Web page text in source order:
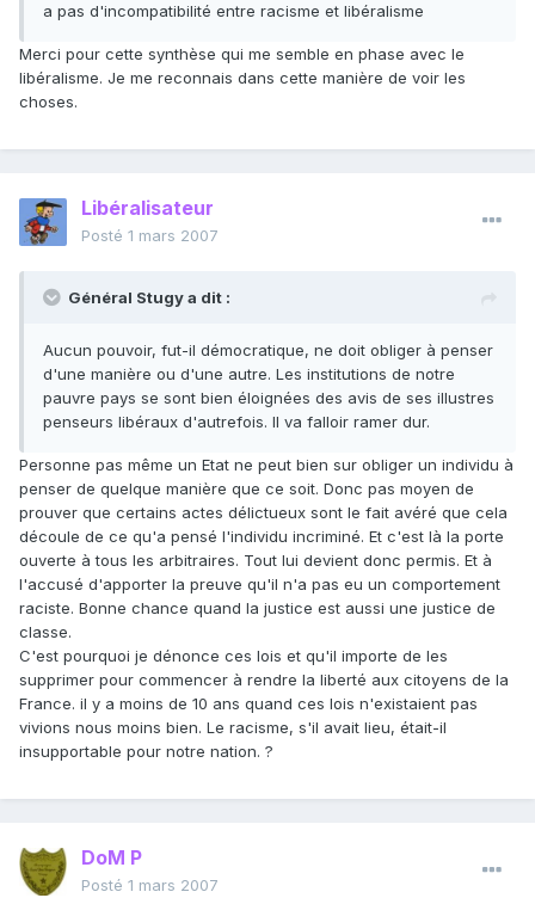
a pas d'incompatibilité entre racisme et libéralisme
Merci pour cette synthèse qui me semble en phase avec le
libéralisme. Je me reconnais dans cette manière de voir les
choses.
Libéralisateur
Posté 1 mars 2007
Général Stugy a dit :
Aucun pouvoir, fut-il démocratique, ne doit obliger à penser
d'une manière ou d'une autre. Les institutions de notre
pauvre pays se sont bien éloignées des avis de ses illustres
penseurs libéraux d'autrefois. Il va falloir ramer dur.
Personne pas même un Etat ne peut bien sur obliger un individu à
penser de quelque manière que ce soit. Donc pas moyen de
prouver que certains actes délictueux sont le fait avéré que cela
découle de ce qu'a pensé l'individu incriminé. Et c'est là la porte
ouverte à tous les arbitraires. Tout lui devient donc permis. Et à
l'accusé d'apporter la preuve qu'il n'a pas eu un comportement
raciste. Bonne chance quand la justice est aussi une justice de
classe.
C'est pourquoi je dénonce ces lois et qu'il importe de les
supprimer pour commencer à rendre la liberté aux citoyens de la
France. il y a moins de 10 ans quand ces lois n'existaient pas
vivions nous moins bien. Le racisme, s'il avait lieu, était-il
insupportable pour notre nation. ?
DoM P
Posté 1 mars 2007